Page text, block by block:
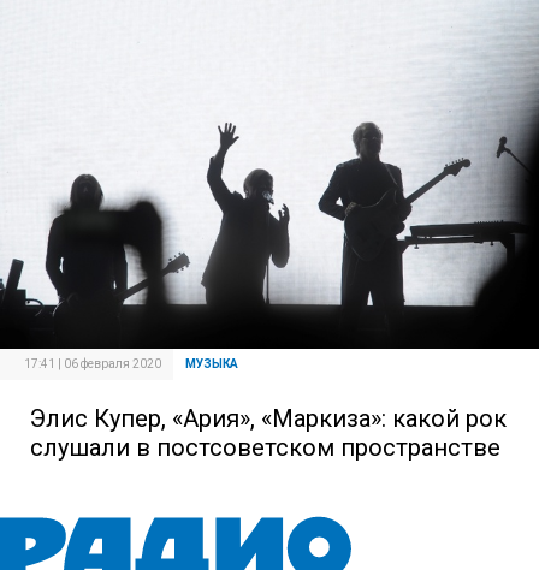
17:41 | 06 февраля 2020 МУЗЫКА
Элис Купер, «Ария», «Маркиза»: какой рок
слушали в постсоветском пространстве